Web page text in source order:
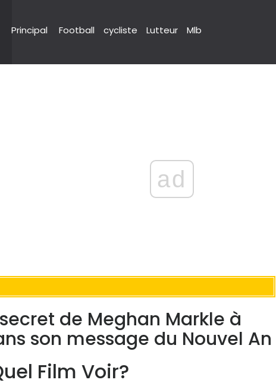
Principal Football cycliste Lutteur Mlb
ad
de Meghan Markle à
son message du Nouvel An
Film Voir?